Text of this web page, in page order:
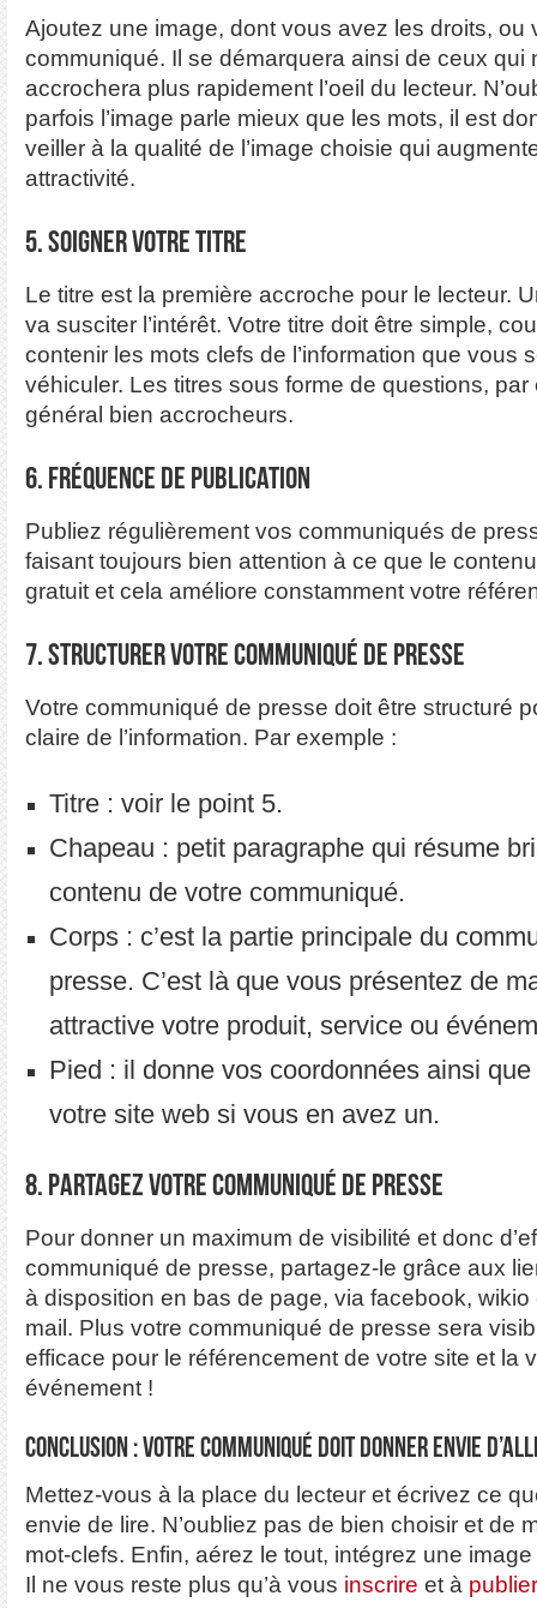
Ajoutez une image, dont vous avez les droits, ou
communiqué. Il se démarquera ainsi de ceux qui
accrochera plus rapidement l’oeil du lecteur.
parfois l’image parle mieux que les mots, il est
veiller à la qualité de l’image choisie qui
attractivité.
5. Soigner votre titre
Le titre est la première accroche pour le lecteur.
va susciter l’intérêt. Votre titre doit être simple,
contenir les mots clefs de l’information que vous
véhiculer. Les titres sous forme de questions,
général bien accrocheurs.
6. Fréquence de publication
Publiez régulièrement vos communiqués de
faisant toujours bien attention à ce que le
gratuit et cela améliore constamment votre
7. Structurer votre communiqué de presse
Votre communiqué de presse doit être structuré
claire de l’information. Par exemple :
Titre : voir le point 5.
Chapeau : petit paragraphe qui résume
contenu de votre communiqué.
Corps : c’est la partie principale du
presse. C’est là que vous présentez de
attractive votre produit, service ou
Pied : il donne vos coordonnées ainsi
votre site web si vous en avez un.
8. Partagez votre communiqué de presse
Pour donner un maximum de visibilité et donc
communiqué de presse, partagez-le grâce aux
à disposition en bas de page, via facebook,
mail. Plus votre communiqué de presse sera
efficace pour le référencement de votre site et la
événement !
Conclusion : votre communiqué doit donner envie
Mettez-vous à la place du lecteur et écrivez ce
envie de lire. N’oubliez pas de bien choisir et de
mot-clefs. Enfin, aérez le tout, intégrez une
Il ne vous reste plus qu’à vous inscrire et à publier